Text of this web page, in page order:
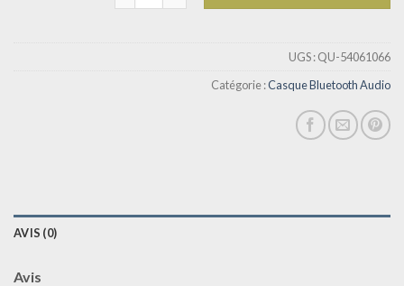
UGS :QU-54061066
Catégorie :Casque Bluetooth Audio
AVIS (0)
Avis